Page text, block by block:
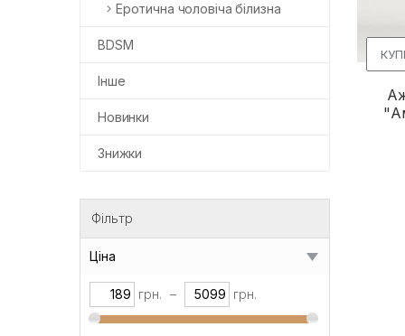
Еротична чоловіча білизна
BDSM
Інше
Новинки
Знижки
Фільтр
Ціна
грн. – грн.